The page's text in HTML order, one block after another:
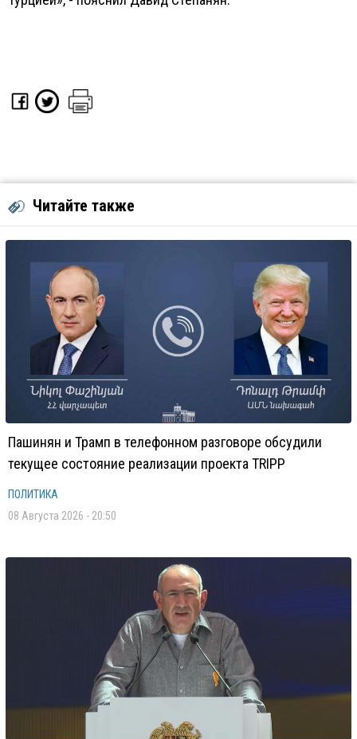
Читайте также
Пашинян и Трамп в телефонном разговоре обсудили
текущее состояние реализации проекта TRIPP
ПОЛИТИКА
08 Августа 2026 - 20:50